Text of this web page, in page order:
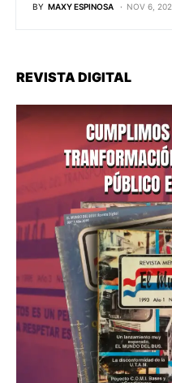
BY MAXY ESPINOSA NOV 6,
REVISTA DIGITAL